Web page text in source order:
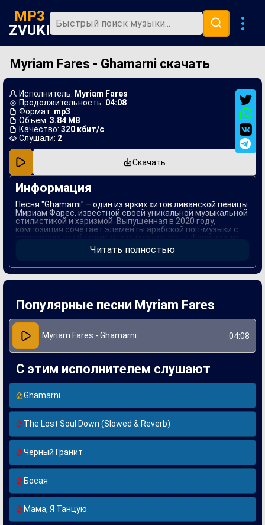
MP3
ZVUKI
Главная
Популярная
В машину
Музыка 80х
Ремиксы
Myriam Fares - Ghamarni скачать
Исполнитель: Myriam Fares
Продолжительность: 04:08
Формат: mp3
Объем: 3.84 MB
Качество: 320 кбит/с
Слушали: 2
Скачать
Информация
Песня "Ghamarni" – один из ярких хитов ливанской певицы
Мириам Фарес, известной своей уникальной музыкальной
стилистикой и харизмой. Выпущенная в 2020 году,
композиция сочетает элементы арабской поп-музыки с
современными битами, что выделяет её на фоне других
треков жанра. В "Ghamarni" акцент сделан на глубоких
эмоциях и ощущении любви, что делает её близкой
Создание песни стало результатом коллаборации с
атмосферный саунд. Вдохновлённая личными
переживаниями, артистка вложила в трек искренность и
страсть, что поддерживает её репутацию как одной из
наиболее востребованных исполнителей на арабской
музыкальной сцене. "Ghamarni" быстро завоевала
популярность и стала настоящим хитом, подтверждая
мастерство певицы.
Читать полностью
Популярные песни Myriam Fares
Myriam Fares - Ghamarni 04:08
С этим исполнителем слушают
Ghamarni
The Lost Soul Down (Slowed & Reverb)
Черный Гранит
Босая
Мама, Я Танцую